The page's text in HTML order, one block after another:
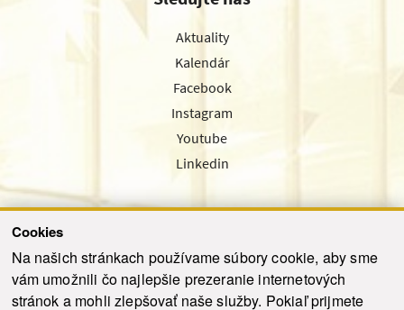
Cookies
Na našich stránkach používame súbory cookie, aby sme
vám umožnili čo najlepšie prezeranie internetových
stránok a mohli zlepšovať naše služby. Pokiaľ prijmete
Aktuality
Kalendár
Facebook
Instagram
Youtube
Linkedin